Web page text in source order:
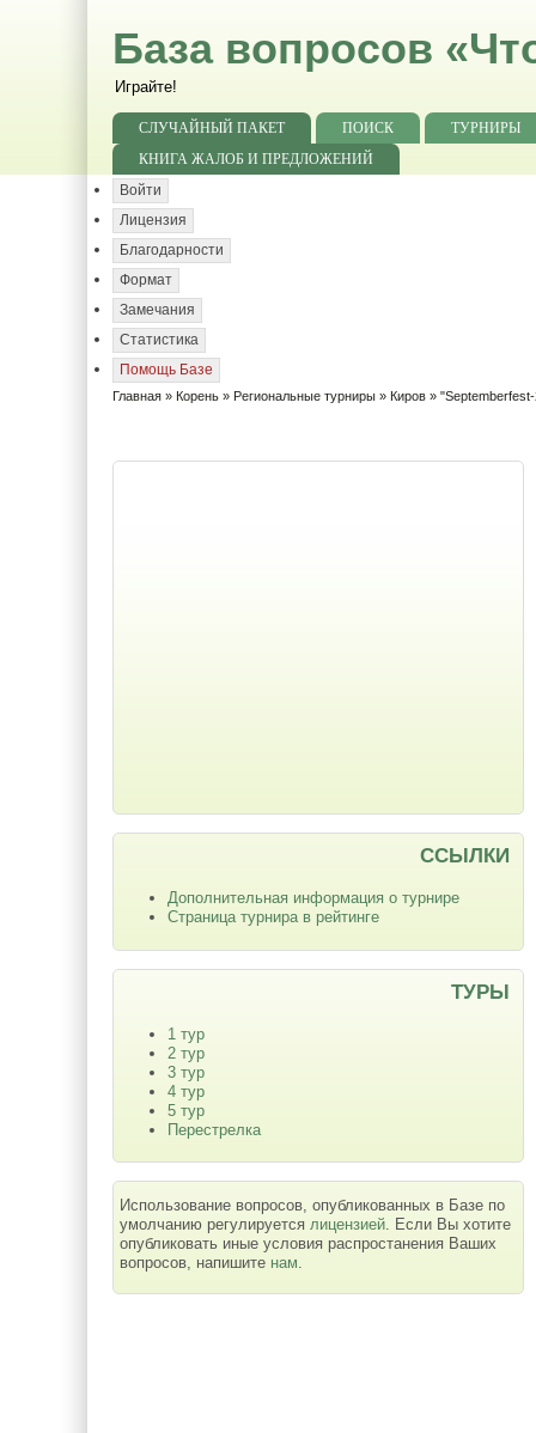
База вопросов
Играйте!
СЛУЧАЙНЫЙ ПАКЕТ ПОИСК
ТУРНИРЫ
КНИГА ЖАЛОБ И ПРЕДЛОЖЕНИЙ
Войти
Лицензия
Благодарности
Формат
Замечания
Статистика
Помощь Базе
Главная » Корень » Региональные турниры » Киров »
ССЫЛКИ
Дополнительная информация о турнире
Страница турнира в рейтинге
ТУРЫ
1 тур
2 тур
3 тур
4 тур
5 тур
Перестрелка
Использование вопросов, опубликованных в Базе по
умолчанию регулируется лицензией . Если Вы хотите
опубликовать иные условия распростанения Ваших
вопросов, напишите нам